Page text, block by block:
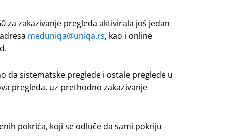
za zakazivanje pregleda aktivirala još jedan
meduniqa@uniqa.rs, kao i online
da sistematske preglede i ostale preglede u
pregleda, uz prethodno zakazivanje
pokrića, koji se odluče da sami pokriju